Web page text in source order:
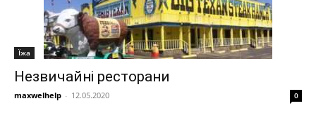
Їжа
Незвичайні ресторани
maxwelhelp - 12.05.2020 0